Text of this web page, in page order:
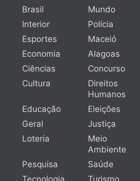
Brasil
Mundo
Interior
Polícia
Esportes
Maceió
Economia
Alagoas
Ciências
Concurso
Cultura
Direitos
Humanos
Educação
Eleições
Geral
Justiça
Loteria
Meio
Ambiente
Pesquisa
Saúde
Tecnologia
Turismo